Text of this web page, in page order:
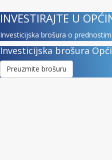
INVESTIRAJTE U
Investicijska brošura o
Investicijska brošura
Preuzmite brošuru